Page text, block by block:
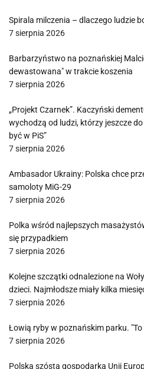
Spirala milczenia – dlaczego ludzie
7 sierpnia 2026
Barbarzyństwo na poznańskiej
dewastowana" w trakcie koszenia
7 sierpnia 2026
„Projekt Czarnek”. Kaczyński
wychodzą od ludzi, którzy jeszcze
być w PiS”
7 sierpnia 2026
Ambasador Ukrainy: Polska chce
samoloty MiG-29
7 sierpnia 2026
Polka wśród najlepszych
się przypadkiem
7 sierpnia 2026
Kolejne szczątki odnalezione na
dzieci. Najmłodsze miały kilka
7 sierpnia 2026
Łowią ryby w poznańskim parku. "To
7 sierpnia 2026
Polska szóstą gospodarką Unii